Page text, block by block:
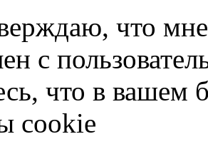
что
с
что в вашем
cookie